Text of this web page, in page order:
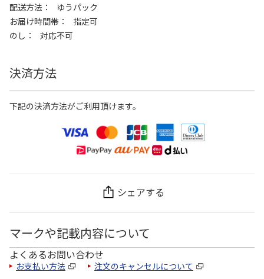
配送方法
ゆうパック
お届け時間帯
指定可
のし
対応不可
決済方法
下記の決済方法がご利用頂けます。
シェアする
マークや記載内容について
よくあるお問い合わせ
お支払い方法 注文のキャンセルについて